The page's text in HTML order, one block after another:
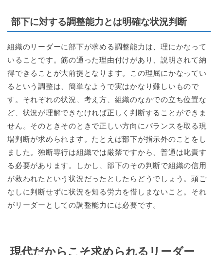
部下に対する調整能力とは明確な状況判断
組織のリーダーに部下が求める調整能力は、理にかなって
いることです。筋の通った理由付けがあり、説明されて納
得できることが大前提となります。この理屈にかなってい
るという調整は、簡単なようで実はかなり難しいもので
す。それぞれの状況、考え方、組織のなかでの立ち位置な
ど、状況が理解できなければ正しく判断することができま
せん。そのときそのときで正しい方向にバランスを取る現
場判断が求められます。たとえば部下が指示外のことをし
ました。独断専行は組織では厳禁ですから、普通は叱責す
る必要があります。しかし、部下のその判断で組織の信用
が救われたという状況だったとしたらどうでしょう。頭ご
なしに判断せずに状況を知る労力を惜しまないこと。それ
がリーダーとしての調整能力には必要です。
現代だからこそ求められるリーダー